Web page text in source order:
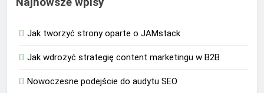
Jak tworzyć strony oparte o JAMstack
Jak wdrożyć strategię content marketingu w B2B
Nowoczesne podejście do audytu SEO